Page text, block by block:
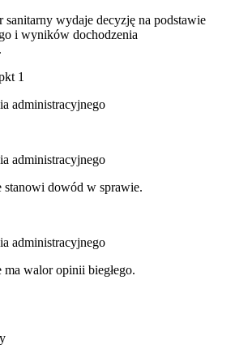
sanitarny wydaje decyzję na podstawie
i wyników dochodzenia
1
administracyjnego
administracyjnego
stanowi dowód w sprawie.
administracyjnego
ma walor opinii biegłego.